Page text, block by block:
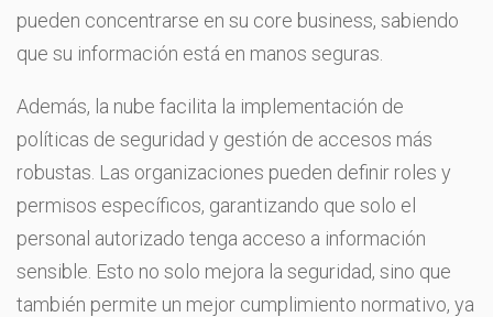
pueden concentrarse en su core business, sabiendo
que su información está en manos seguras.
Además, la nube facilita la implementación de
políticas de seguridad y gestión de accesos más
robustas. Las organizaciones pueden definir roles y
permisos específicos, garantizando que solo el
personal autorizado tenga acceso a información
sensible. Esto no solo mejora la seguridad, sino que
también permite un mejor cumplimiento normativo, ya